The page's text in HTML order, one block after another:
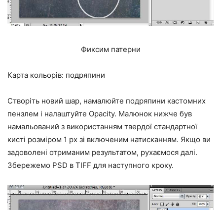
Фиксим патерни
Карта кольорів: подряпини
Створіть новий шар, намалюйте подряпини кастомних
пензлем і налаштуйте Opacity. Малюнок нижче був
намальований з використанням твердої стандартної
кисті розміром 1 px зі включеним натисканням. Якщо ви
задоволені отриманим результатом, рухаємося далі.
Збережемо PSD в TIFF для наступного кроку.